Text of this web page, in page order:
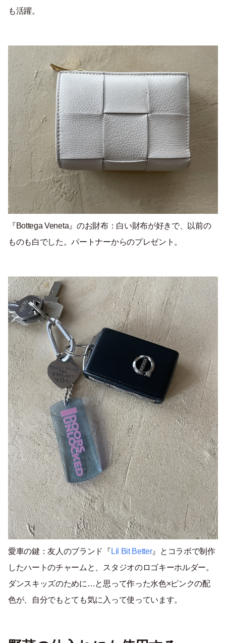
も活躍。
『Bottega Veneta』のお財布：白い財布が好きで、以前の
ものも白でした。パートナーからのプレゼント。
愛車の鍵：友人のブランド『 Lil Bit Better』とコラボで制作
したハートのチャームと、スタジオのロゴキーホルダー。
ダンスキッズのために…と思って作った水色×ピンクの配
色が、自分でもとても気に入って使っています。